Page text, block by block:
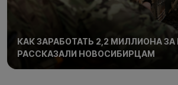
КАК ЗАРАБОТАТЬ 2,2 МИЛЛИОНА
РАССКАЗАЛИ НОВОСИБИРЦАМ